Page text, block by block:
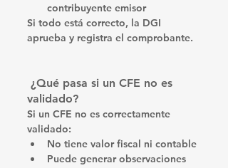
contribuyente emisor
Si todo está correcto, la DGI
aprueba y registra el comprobante.
¿Qué pasa si un CFE no es
validado?
Si un CFE no es correctamente
validado:
No tiene valor fiscal ni contable
Puede generar observaciones